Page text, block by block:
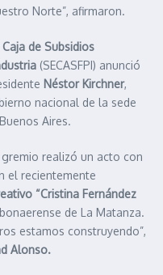
Norte”, afirmaron.
de Subsidios
(SECASFPI) anunció
Néstor Kirchner,
nacional de la sede
Aires.
realizó un acto con
el recientemente
“Cristina Fernández
de La Matanza.
estamos construyendo”,
Alonso.